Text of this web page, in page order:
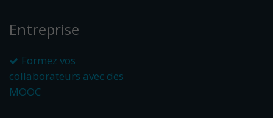
Entreprise
Formez vos
collaborateurs avec des
MOOC